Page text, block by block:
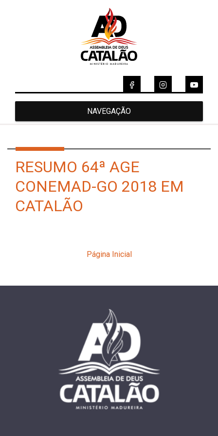
NAVEGAÇÃO
RESUMO 64ª AGE
CONEMAD-GO 2018 EM
CATALÃO
Página Inicial